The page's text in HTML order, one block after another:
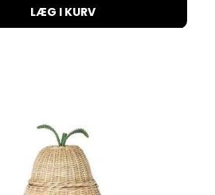
LÆG I KURV